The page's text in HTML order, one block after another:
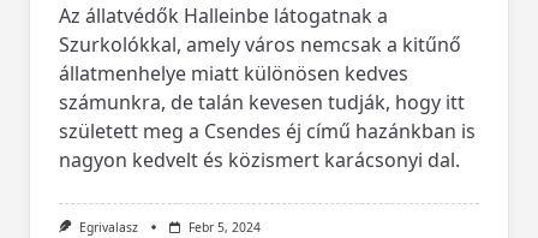
Az állatvédők Halleinbe látogatnak a
Szurkolókkal, amely város nemcsak a kitűnő
állatmenhelye miatt különösen kedves
számunkra, de talán kevesen tudják, hogy itt
született meg a Csendes éj című hazánkban is
nagyon kedvelt és közismert karácsonyi dal.
Egrivalasz Febr 5, 2024